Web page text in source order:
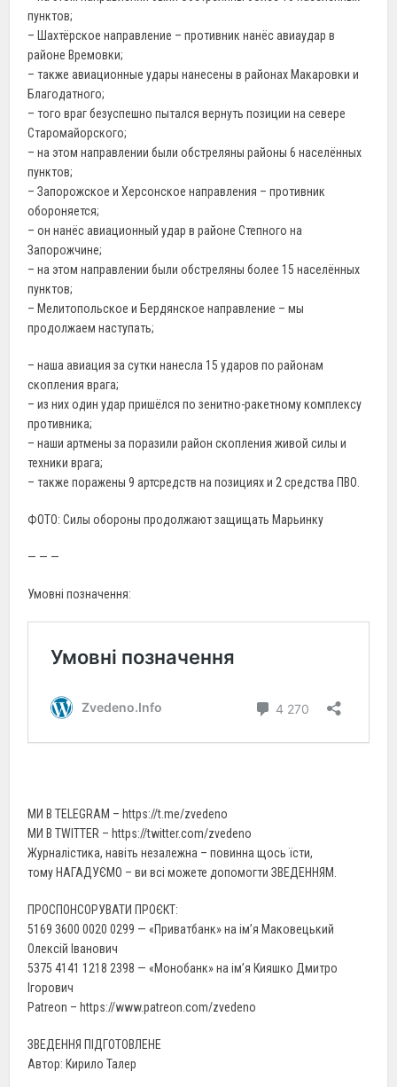
пунктов;
– Шахтёрское направление – противник нанёс авиаудар в
районе Времовки;
– также авиационные удары нанесены в районах Макаровки и
Благодатного;
– того враг безуспешно пытался вернуть позиции на севере
Старомайорского;
– на этом направлении были обстреляны районы 6 населённых
пунктов;
– Запорожское и Херсонское направления – противник
обороняется;
– он нанёс авиационный удар в районе Степного на
Запорожчине;
– на этом направлении были обстреляны более 15 населённых
пунктов;
– Мелитопольское и Бердянское направление – мы
продолжаем наступать;
– наша авиация за сутки нанесла 15 ударов по районам
скопления врага;
– из них один удар пришёлся по зенитно-ракетному комплексу
противника;
– наши артмены за поразили район скопления живой силы и
техники врага;
– также поражены 9 артсредств на позициях и 2 средства ПВО.
ФОТО: Силы обороны продолжают защищать Марьинку
— — —
Умовні позначення:
МИ В TELEGRAM – https://t.me/zvedeno
МИ В TWITTER – https://twitter.com/zvedeno
Журналістика, навіть незалежна – повинна щось їсти,
тому НАГАДУЄМО – ви всі можете допомогти ЗВЕДЕННЯМ.
ПРОСПОНСОРУВАТИ ПРОЄКТ:
5169 3600 0020 0299 — «Приватбанк» на ім’я Маковецький
Олексій Іванович
5375 4141 1218 2398 — «Монобанк» на ім’я Кияшко Дмитро
Ігорович
Patreon – https://www.patreon.com/zvedeno
ЗВЕДЕННЯ ПІДГОТОВЛЕНЕ
Автор: Кирило Талер